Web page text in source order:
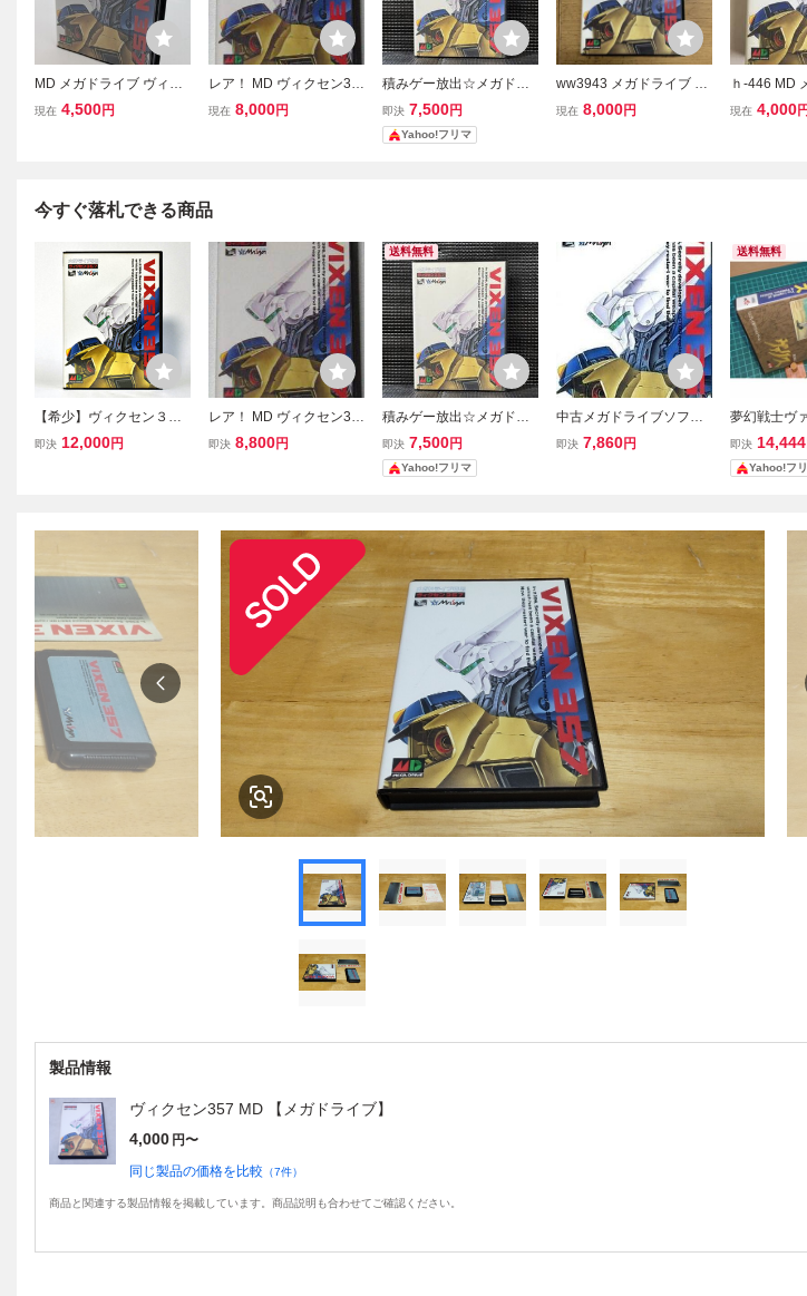
MD メガドライブ ヴィク
セン357 VIXEN 357 メサ
現在 4,500円
レア！ MD ヴィクセン35
7 中古☆
現在 8,000円
積みゲー放出☆メガドラ
イブ専用ソフト ヴィクセ
ン357 VIXEN357 マサイ
ヤ
即決 7,500円
Yahoo!フリマ
ww3943 メガドライブ ヴ
ィクセン357 MD
現在 8,000円
ｈ-446 MD
ヴィクセン
現在 4,000円
今すぐ落札できる商品
【希少】ヴィクセン３５
７ メサイヤ メガドラ
即決 12,000円
レア！ MD ヴィクセン35
7 中古☆
即決 8,800円
送料無料
積みゲー放出☆メガドラ
イブ専用ソフト ヴィクセ
ン357 VIXEN357 マサイ
ヤ
即決 7,500円
Yahoo!フリマ
中古メガドライブソフト
ヴィクセン357
即決 7,860円
送料無料
夢幻戦士ヴ
ガドライブ
ライブ
即決 14,444
Yahoo!フ
製品情報
ヴィクセン357 MD 【メガドライブ】
4,000 円〜
同じ製品の価格を比較 （7件）
商品と関連する製品情報を掲載しています。商品説明も合わせてご確認ください。